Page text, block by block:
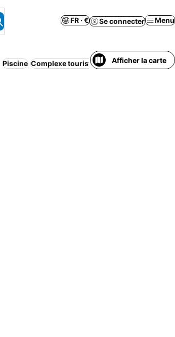
FR · € Se connecter Menu
Piscine Complexe touristique Climatisation Wi-
Afficher la carte
à mes favoris
à mes favoris